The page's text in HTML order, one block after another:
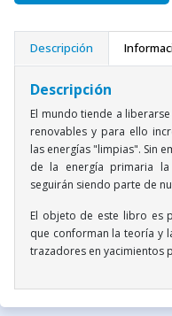
Descripción
Descripción
El mundo tiende a
renovables y para ello
las energías "limpias". Sin
de la energía primaria
seguirán siendo parte de
El objeto de este libro es
que conforman la teoría y
trazadores en yacimientos